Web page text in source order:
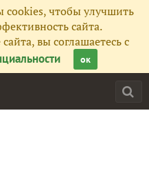
cookies, чтобы улучшить
сайта.
вы соглашаетесь с
ок